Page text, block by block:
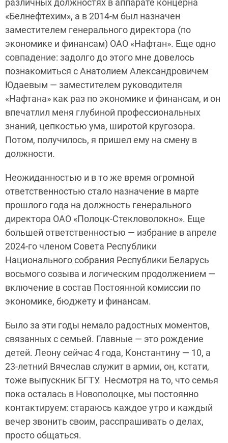
различных должностях в аппарате концерна
«Белнефтехим», а в 2014-м был назначен
заместителем генерального директора (по
экономике и финансам) ОАО «Нафтан». Еще одно
совпадение: задолго до этого мне довелось
познакомиться с Анатолием Александровичем
Юдаевым — заместителем руководителя
«Нафтана» как раз по экономике и финансам, и он
впечатлил меня глубиной профессиональных
знаний, цепкостью ума, широтой кругозора.
Потом, получилось, я пришел ему на смену в
должности.
Неожиданностью и в то же время огромной
ответственностью стало назначение в марте
прошлого года на должность генерального
директора ОАО «Полоцк-Стекловолокно». Еще
большей ответственностью — избрание в апреле
2024-го членом Совета Республики
Национального собрания Республики Беларусь
восьмого созыва и логическим продолжением —
включение в состав Постоянной комиссии по
экономике, бюджету и финансам.
Было за эти годы немало радостных моментов,
связанных с семьей. Главные — это рождение
детей. Леону сейчас 4 года, Константину — 10, а
23-летний Вячеслав служит в армии, он, кстати,
тоже выпускник БГТУ. Несмотря на то, что семья
пока осталась в Новополоцке, мы постоянно
контактируем: стараюсь каждое утро и каждый
вечер звонить своим, расспрашивать о делах,
просто общаться.